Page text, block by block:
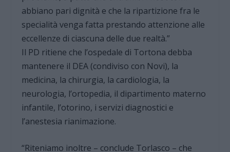
abbiano pari dignità e che la ripartizione fra le
specialità venga fatta prestando attenzione alle
eccellenze di ciascuna delle due realtà.”
Il PD ritiene che l’ospedale di Tortona debba
mantenere il DEA (condiviso con Novi), la
medicina, la chirurgia, la cardiologia, la
neurologia, l’ortopedia, il dipartimento materno
infantile, l’otorino, i servizi diagnostici e
l’anestesia rianimazione.
“Riteniamo inoltre – conclude Torlasco – che